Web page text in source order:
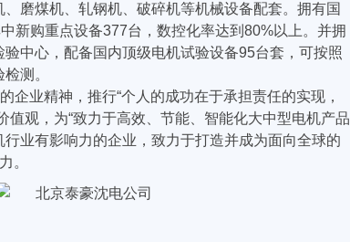
磨煤机、轧钢机、破碎机等机械设备配套。拥有国
新购重点设备377台，数控化率达到80%以上。并拥
中心，配备国内顶级电机试验设备95台套，可按照
测。
企业精神，推行“个人的成功在于承担责任的实现，
值观，为“致力于高效、节能、智能化大中型电机产品
业有影响力的企业，致力于打造并成为面向全球的
。